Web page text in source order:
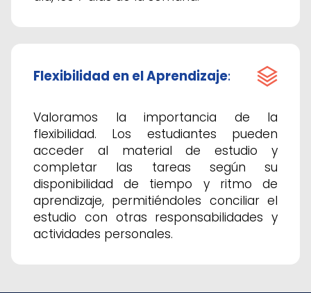
Flexibilidad en el Aprendizaje:
Valoramos la importancia de la
flexibilidad. Los estudiantes pueden
acceder al material de estudio y
completar las tareas según su
disponibilidad de tiempo y ritmo de
aprendizaje, permitiéndoles conciliar el
estudio con otras responsabilidades y
actividades personales.